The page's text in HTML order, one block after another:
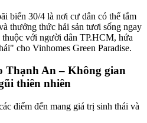
biển 30/4 là nơi cư dân có thể tắm
thưởng thức hải sản tươi sống ngay
với người dân TP.HCM, hứa
cho Vinhomes Green Paradise.
Thạnh An – Không gian
thiên nhiên
điểm đến mang giá trị sinh thái và